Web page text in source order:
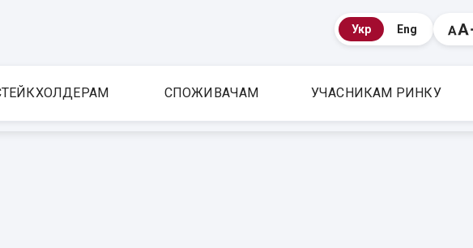
Укр Eng
СПОЖИВАЧАМ УЧАСНИКАМ РИНКУ